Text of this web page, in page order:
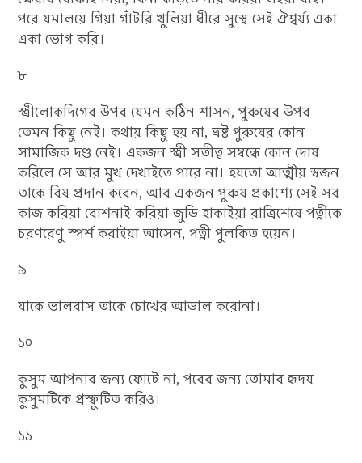
পরে যমালয়ে গিয়া গাঁটরি খুলিয়া ধীরে সুস্থে সেই ঐশ্বর্য্য একা
একা ভোগ করি।
৮
স্ত্রীলোকদিগের উপর যেমন কঠিন শাসন, পুরুষের উপর
তেমন কিছু নেই। কথায় কিছু হয় না, ভ্রষ্ট পুরুষের কোন
সামাজিক দণ্ড নেই। একজন স্ত্রী সতীত্ব সম্বন্ধে কোন দোষ
করিলে সে আর মুখ দেখাইতে পারে না। হয়তো আত্মীয় স্বজন
তাকে বিষ প্রদান করেন, আর একজন পুরুষ প্রকাশ্যে সেই সব
কাজ করিয়া রোশনাই করিয়া জুড়ি হাকাইয়া রাত্রিশেষে পত্নীকে
চরণরেণু স্পর্শ করাইয়া আসেন, পত্নী পুলকিত হয়েন।
৯
যাকে ভালবাস তাকে চোখের আড়াল করোনা।
১০
কুসুম আপনার জন্য ফোটে না, পরের জন্য তোমার হৃদয়
কুসুমটিকে প্রস্ফুটিত করিও।
১১